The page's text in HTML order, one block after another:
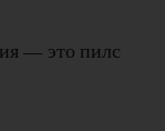
— это пилс